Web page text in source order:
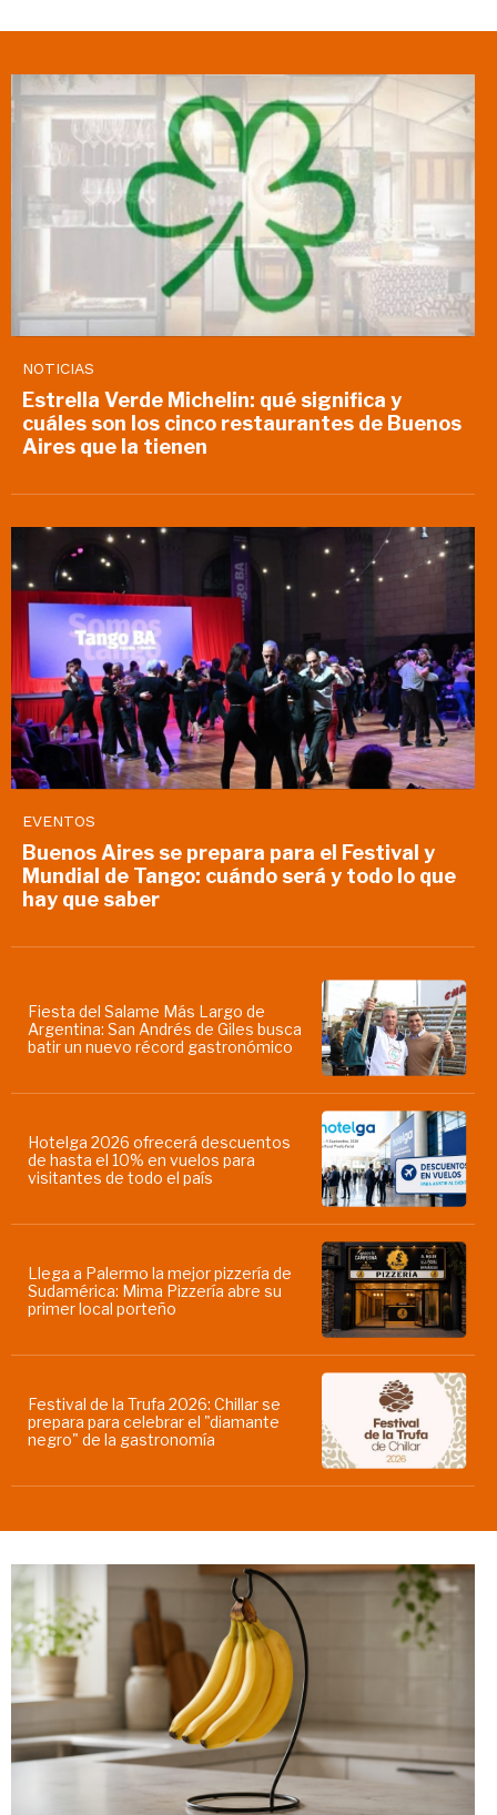
NOTICIAS
Estrella Verde Michelin: qué significa y
cuáles son los cinco restaurantes de Buenos
Aires que la tienen
EVENTOS
Buenos Aires se prepara para el Festival y
Mundial de Tango: cuándo será y todo lo que
hay que saber
Fiesta del Salame Más Largo de
Argentina: San Andrés de Giles busca
batir un nuevo récord gastronómico
Hotelga 2026 ofrecerá descuentos
de hasta el 10% en vuelos para
visitantes de todo el país
Llega a Palermo la mejor pizzería de
Sudamérica: Mima Pizzería abre su
primer local porteño
Festival de la Trufa 2026: Chillar se
prepara para celebrar el "diamante
negro" de la gastronomía